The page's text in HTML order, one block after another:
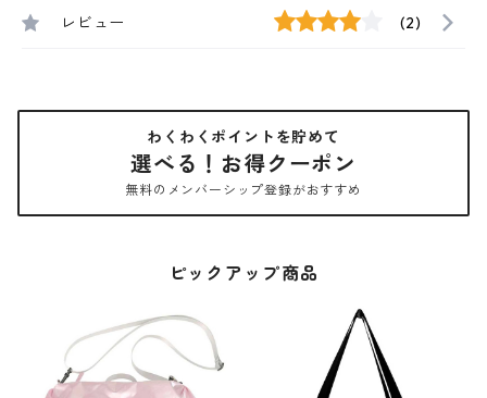
レビュー (2)
わくわくポイントを貯めて
選べる！お得クーポン
無料のメンバーシップ登録がおすすめ
ピックアップ商品